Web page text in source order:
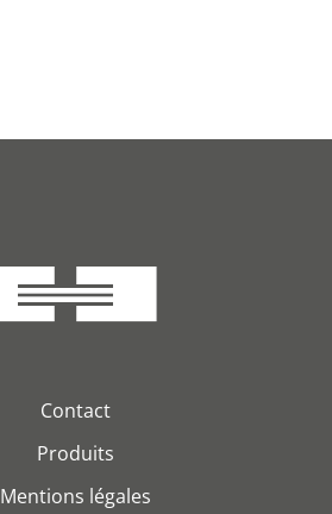
Contact
Produits
Mentions légales